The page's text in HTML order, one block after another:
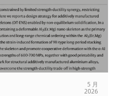
5 月
2026